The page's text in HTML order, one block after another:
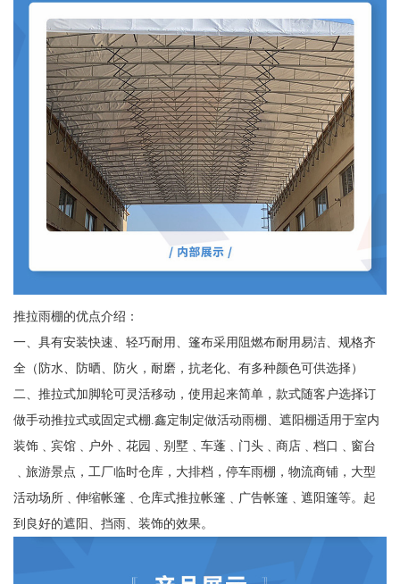
推拉雨棚的优点介绍：
一、具有安装快速、轻巧耐用、篷布采用阻燃布耐用易洁、规格齐
全（防水、防晒、防火，耐磨，抗老化、有多种颜色可供选择）
二、推拉式加脚轮可灵活移动，使用起来简单，款式随客户选择订
做手动推拉式或固定式棚.鑫定制定做活动雨棚、遮阳棚适用于室内
装饰﹑宾馆﹑户外﹑花园﹑别墅﹑车蓬﹑门头﹑商店﹑档口﹑窗台
﹑旅游景点，工厂临时仓库，大排档，停车雨棚，物流商铺，大型
活动场所﹑伸缩帐篷﹑仓库式推拉帐篷﹑广告帐篷﹑遮阳篷等。起
到良好的遮阳、挡雨、装饰的效果。